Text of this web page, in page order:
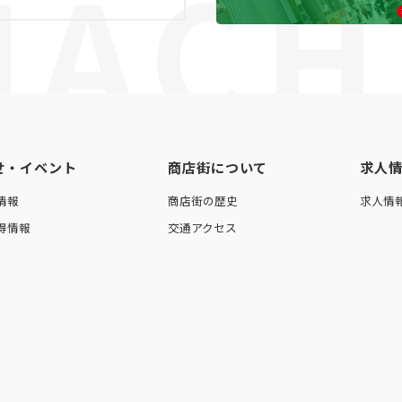
・イベント
報
情報
商店街について
商店街の歴史
交通アクセス
求人
求人情